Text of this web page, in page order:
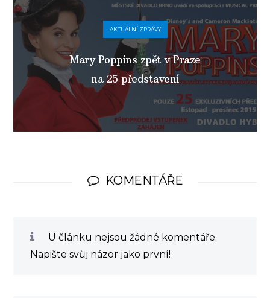
AKTUÁLNÍ ZPRÁVY
Mary Poppins zpět v Praze
na 25 představení
KOMENTÁŘE
U článku nejsou žádné komentáře.
Napište svůj názor jako první!